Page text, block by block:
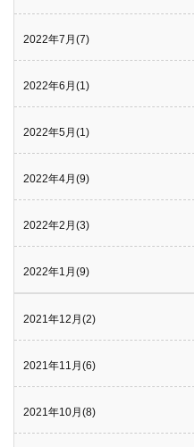
2022年7月(7)
2022年6月(1)
2022年5月(1)
2022年4月(9)
2022年2月(3)
2022年1月(9)
2021年12月(2)
2021年11月(6)
2021年10月(8)